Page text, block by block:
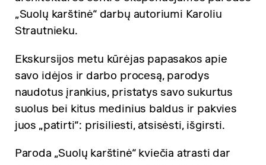
„Suolų karštinė“ darbų autoriumi Karoliu
Strautnieku.
Ekskursijos metu kūrėjas papasakos apie
savo idėjos ir darbo procesą, parodys
naudotus įrankius, pristatys savo sukurtus
suolus bei kitus medinius baldus ir pakvies
juos „patirti“: prisiliesti, atsisėsti, išgirsti.
Paroda „Suolų karštinė“ kviečia atrasti dar